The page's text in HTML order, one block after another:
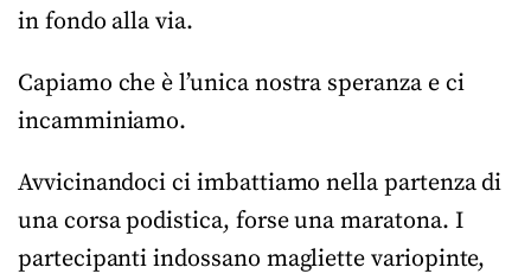
in fondo alla via.
Capiamo che è l’unica nostra speranza e ci
incamminiamo.
Avvicinandoci ci imbattiamo nella partenza di
una corsa podistica, forse una maratona. I
partecipanti indossano magliette variopinte,